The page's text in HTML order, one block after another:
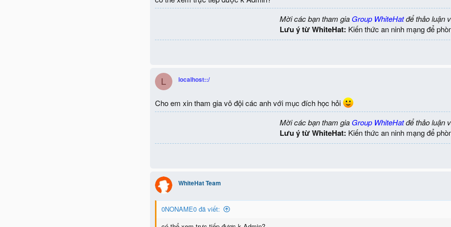
Mời các bạn tham gia Group WhiteHatđể thảo luận
Lưu ý từ WhiteHat: Kiến thức an ninh mạng để
L localhost::/
Cho em xin tham gia vô đội các anh với mục đích học hỏi
Mời các bạn tham gia Group WhiteHatđể thảo luận
Lưu ý từ WhiteHat: Kiến thức an ninh mạng để
WhiteHat Team
0NONAME0 đã viết: